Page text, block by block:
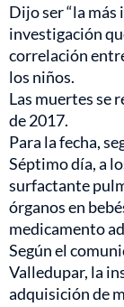
Dijo ser “la más
investigación
correlación
los niños.
Las muertes se
de 2017.
Para la fecha,
Séptimo día, a
surfactante
órganos en
medicamento
Según el
Valledupar, la
adquisición de